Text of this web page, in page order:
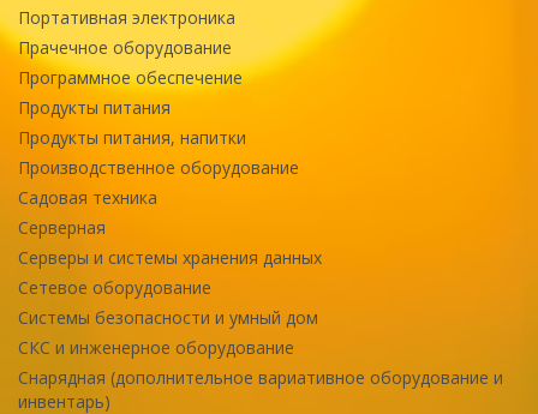
Портативная электроника
Прачечное оборудование
Программное обеспечение
Продукты питания
Продукты питания, напитки
Производственное оборудование
Садовая техника
Серверная
Серверы и системы хранения данных
Сетевое оборудование
Системы безопасности и умный дом
СКС и инженерное оборудование
Снарядная (дополнительное вариативное оборудование и
инвентарь)